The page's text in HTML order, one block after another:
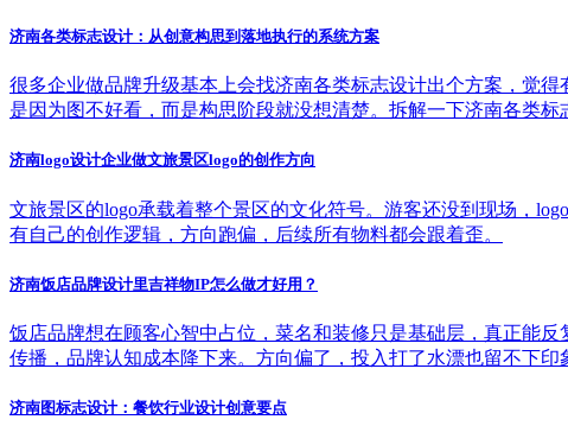
济南各类标志设计：从创意构思到落地执行的系统方案
很多企业做品牌升级基本上会找济南各类标志设计出个方案，觉
是因为图不好看，而是构思阶段就没想清楚。拆解一下济南各类
济南logo设计企业做文旅景区logo的创作方向
文旅景区的logo承载着整个景区的文化符号。游客还没到现场，
有自己的创作逻辑，方向跑偏，后续所有物料都会跟着歪。
济南饭店品牌设计里吉祥物IP怎么做才好用？
饭店品牌想在顾客心智中占位，菜名和装修只是基础层，真正能
传播，品牌认知成本降下来。方向偏了，投入打了水漂也留不下印
济南图标志设计：餐饮行业设计创意要点